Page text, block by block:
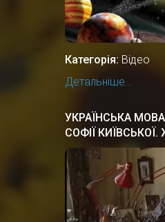
Категорія: Відео
Детальніше...
УКРАЇНСЬКА
СОФІЇ
КИЇВСЬКІЙ РУСІ